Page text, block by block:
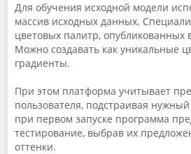
Для обучения исходной модели
массив исходных данных.
цветовых палитр, опубликованных
Можно создавать как уникальные
градиенты.
При этом платформа учитывает
пользователя, подстраивая нужный
при первом запуске программа
тестирование, выбрав их
оттенки.